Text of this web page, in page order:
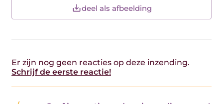
deel als afbeelding
Er zijn nog geen reacties op deze inzending.
Schrijf de eerste reactie!